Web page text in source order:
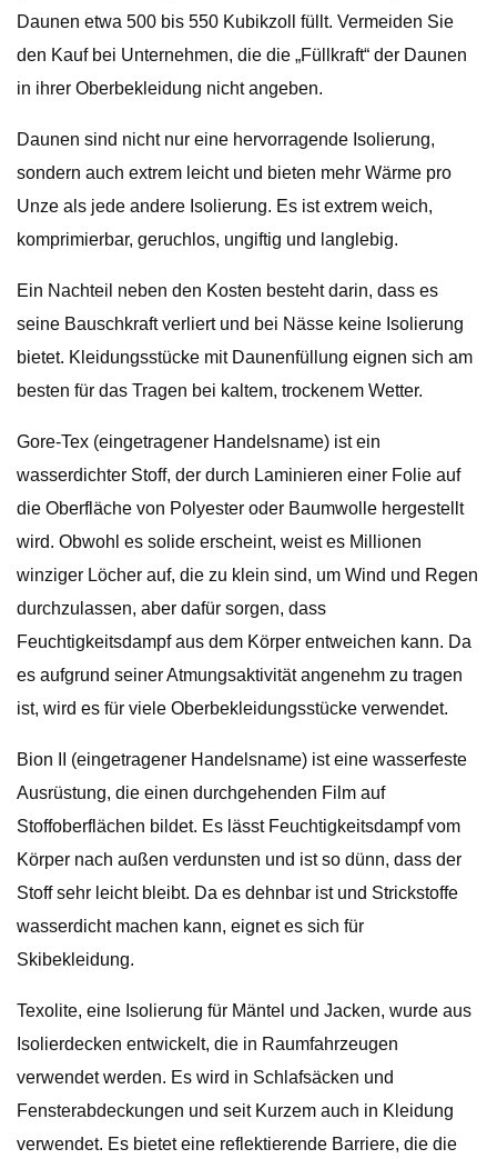
Daunen etwa 500 bis 550 Kubikzoll füllt. Vermeiden Sie
den Kauf bei Unternehmen, die die „Füllkraft“ der Daunen
in ihrer Oberbekleidung nicht angeben.
Daunen sind nicht nur eine hervorragende Isolierung,
sondern auch extrem leicht und bieten mehr Wärme pro
Unze als jede andere Isolierung. Es ist extrem weich,
komprimierbar, geruchlos, ungiftig und langlebig.
Ein Nachteil neben den Kosten besteht darin, dass es
seine Bauschkraft verliert und bei Nässe keine Isolierung
bietet. Kleidungsstücke mit Daunenfüllung eignen sich am
besten für das Tragen bei kaltem, trockenem Wetter.
Gore-Tex (eingetragener Handelsname) ist ein
wasserdichter Stoff, der durch Laminieren einer Folie auf
die Oberfläche von Polyester oder Baumwolle hergestellt
wird. Obwohl es solide erscheint, weist es Millionen
winziger Löcher auf, die zu klein sind, um Wind und Regen
durchzulassen, aber dafür sorgen, dass
Feuchtigkeitsdampf aus dem Körper entweichen kann. Da
es aufgrund seiner Atmungsaktivität angenehm zu tragen
ist, wird es für viele Oberbekleidungsstücke verwendet.
Bion II (eingetragener Handelsname) ist eine wasserfeste
Ausrüstung, die einen durchgehenden Film auf
Stoffoberflächen bildet. Es lässt Feuchtigkeitsdampf vom
Körper nach außen verdunsten und ist so dünn, dass der
Stoff sehr leicht bleibt. Da es dehnbar ist und Strickstoffe
wasserdicht machen kann, eignet es sich für
Skibekleidung.
Texolite, eine Isolierung für Mäntel und Jacken, wurde aus
Isolierdecken entwickelt, die in Raumfahrzeugen
verwendet werden. Es wird in Schlafsäcken und
Fensterabdeckungen und seit Kurzem auch in Kleidung
verwendet. Es bietet eine reflektierende Barriere, die die